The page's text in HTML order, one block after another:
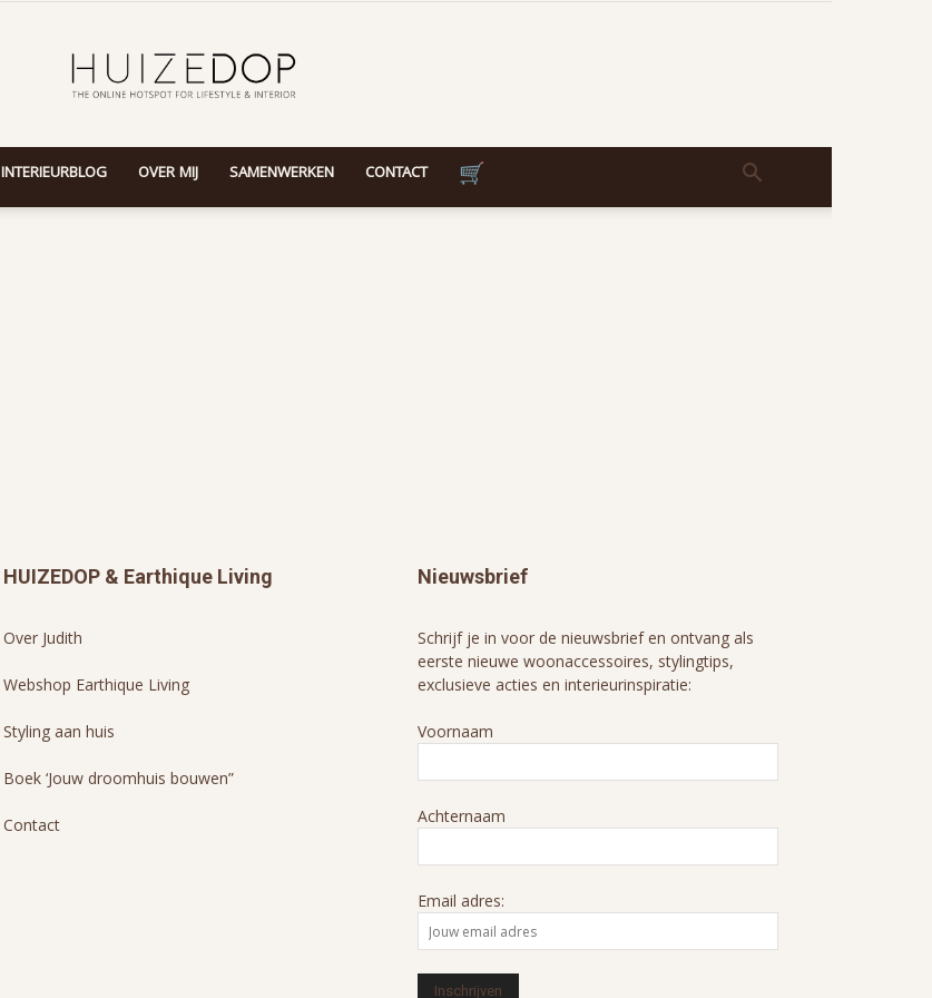
INTERIEURBLOG OVER MIJ SAMENWERKEN CONTACT
HUIZEDOP & Earthique Living
Over Judith
Webshop Earthique Living
Styling aan huis
Boek ‘Jouw droomhuis bouwen”
Contact
Nieuwsbrief
Schrijf je in voor de nieuwsbrief en ontvang als
eerste nieuwe woonaccessoires, stylingtips,
exclusieve acties en interieurinspiratie:
Voornaam
Achternaam
Email adres: